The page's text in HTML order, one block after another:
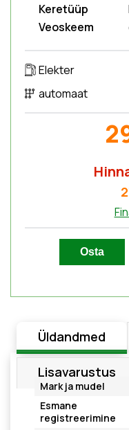
Keretüüp
Veoskeem
Elekter
automaat
Üldandmed
Lisavarustus
Mark ja mudel
Esmane
registreerimine